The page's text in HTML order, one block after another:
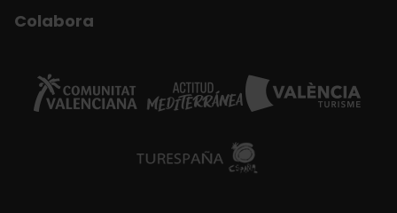
Colabora